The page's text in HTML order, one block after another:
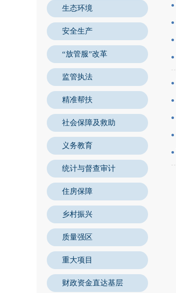
生态环境
安全生产
“放管服”改革
监管执法
精准帮扶
社会保障及救助
义务教育
统计与督查审计
住房保障
乡村振兴
质量强区
重大项目
财政资金直达基层